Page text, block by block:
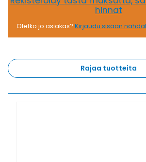
hinnat
Oletko jo asiakas? Kirjaudu sisään
Rajaa tuotteita